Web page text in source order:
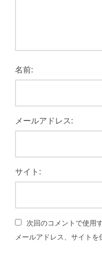
名前:
メールアドレス:
サイト:
次回のコメントで使用
メールアドレス、サイトを